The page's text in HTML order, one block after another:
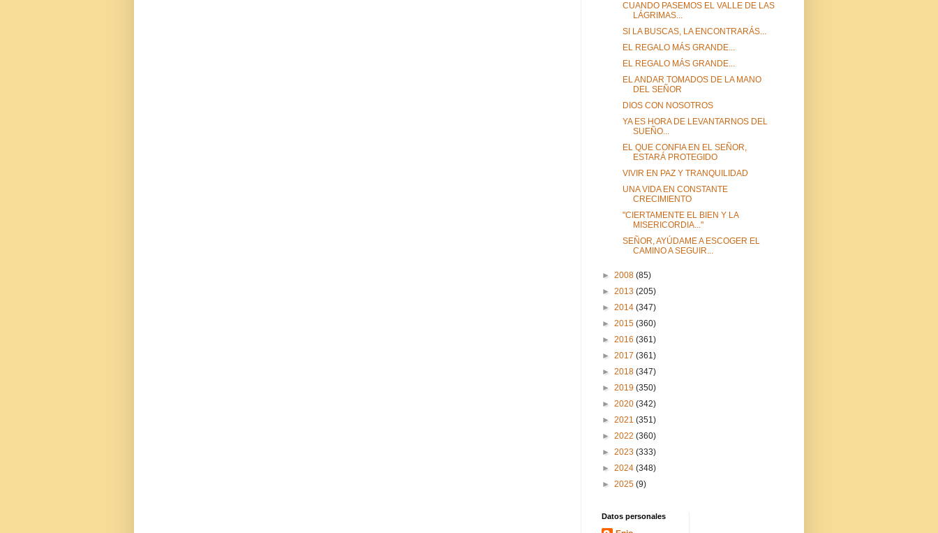
CUANDO PASEMOS EL VALLE DE LAS
LÁGRIMAS...
SI LA BUSCAS, LA ENCONTRARÁS...
EL REGALO MÁS GRANDE...
EL REGALO MÁS GRANDE...
EL ANDAR TOMADOS DE LA MANO
DEL SEÑOR
DIOS CON NOSOTROS
YA ES HORA DE LEVANTARNOS DEL
SUEÑO...
EL QUE CONFIA EN EL SEÑOR,
ESTARÁ PROTEGIDO
VIVIR EN PAZ Y TRANQUILIDAD
UNA VIDA EN CONSTANTE
CRECIMIENTO
"CIERTAMENTE EL BIEN Y LA
MISERICORDIA..."
SEÑOR, AYÚDAME A ESCOGER EL
CAMINO A SEGUIR...
► 2008 (85)
► 2013 (205)
► 2014 (347)
► 2015 (360)
► 2016 (361)
► 2017 (361)
► 2018 (347)
► 2019 (350)
► 2020 (342)
► 2021 (351)
► 2022 (360)
► 2023 (333)
► 2024 (348)
► 2025 (9)
Datos personales